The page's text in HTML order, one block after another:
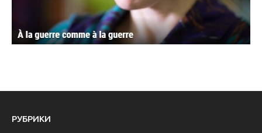
РУБРИКИ